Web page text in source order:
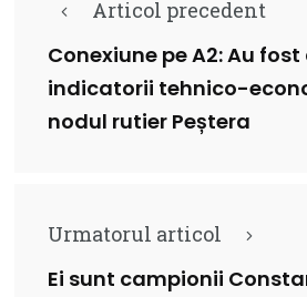
Articol precedent
Conexiune pe A2: Au
indicatorii tehnico-
nodul rutier Peștera
Urmatorul articol
Ei sunt campionii